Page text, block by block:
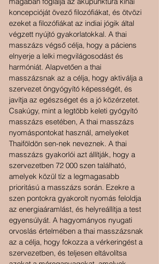
koncepcióját övező filozófiákat, és ötvözi
ezeket a filozófiákat az indiai jógik által
végzett nyújtó gyakorlatokkal. A thai
masszázs végső célja, hogy a páciens
elnyerje a lelki megvilágosodást és
harmóniát. Alapvetően a thai
masszázsnak az a célja, hogy aktiválja a
szervezet öngyógyító képességét, és
javítja az egészséget és a jó közérzetet.
Csakúgy, mint a legtöbb keleti gyógyító
masszázs esetében, A thai masszázs
nyomáspontokat használ, amelyeket
Thaiföldön sen-nek neveznek. A thai
masszázs gyakorlói azt állítják, hogy a
szervezetben 72 000 szen található,
amelyek közül tíz a legmagasabb
prioritású a masszázs során. Ezekre a
szen pontokra gyakorolt ​​nyomás feloldja
az energiaáramlást, és helyreállítja a test
egyensúlyát. A hagyományos nyugati
orvoslás értelmében a thai masszázsnak
az a célja, hogy fokozza a vérkeringést a
szervezetben, és teljesen eltávolítsa